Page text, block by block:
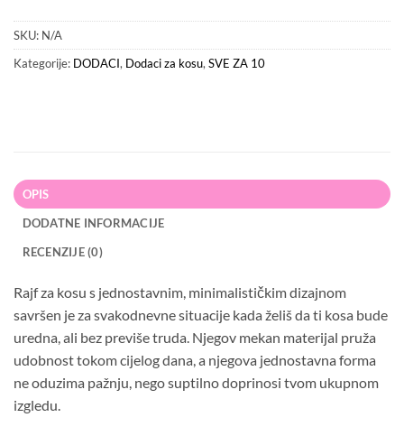
SKU: N/A
Kategorije: DODACI, Dodaci za kosu, SVE ZA 10
OPIS
DODATNE INFORMACIJE
RECENZIJE (0)
Rajf za kosu s jednostavnim, minimalističkim dizajnom
savršen je za svakodnevne situacije kada želiš da ti kosa bude
uredna, ali bez previše truda. Njegov mekan materijal pruža
udobnost tokom cijelog dana, a njegova jednostavna forma
ne oduzima pažnju, nego suptilno doprinosi tvom ukupnom
izgledu.